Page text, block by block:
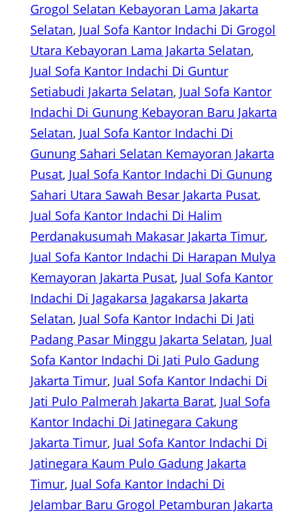
Grogol Selatan Kebayoran Lama Jakarta
Selatan, Jual Sofa Kantor Indachi Di Grogol
Utara Kebayoran Lama Jakarta Selatan
Jual Sofa Kantor Indachi Di Guntur
Setiabudi Jakarta Selatan, Jual Sofa Kantor
Indachi Di Gunung Kebayoran Baru Jakarta
Selatan, Jual Sofa Kantor Indachi Di
Gunung Sahari Selatan Kemayoran Jakarta
Pusat, Jual Sofa Kantor Indachi Di Gunung
Sahari Utara Sawah Besar Jakarta Pusat
Jual Sofa Kantor Indachi Di Halim
Perdanakusumah Makasar Jakarta Timur
Jual Sofa Kantor Indachi Di Harapan Mulya
Kemayoran Jakarta Pusat, Jual Sofa Kantor
Indachi Di Jagakarsa Jagakarsa Jakarta
Selatan, Jual Sofa Kantor Indachi Di Jati
Padang Pasar Minggu Jakarta Selatan, Jual
Sofa Kantor Indachi Di Jati Pulo Gadung
Jakarta Timur, Jual Sofa Kantor Indachi Di
Jati Pulo Palmerah Jakarta Barat, Jual Sofa
Kantor Indachi Di Jatinegara Cakung
Jakarta Timur, Jual Sofa Kantor Indachi Di
Jatinegara Kaum Pulo Gadung Jakarta
Timur, Jual Sofa Kantor Indachi Di
Jelambar Baru Grogol Petamburan Jakarta